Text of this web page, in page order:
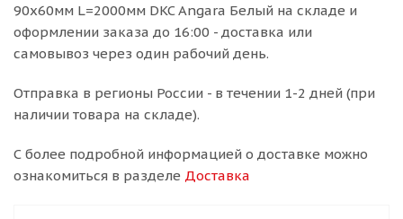
90x60мм L=2000мм DKC Angara Белый на складе и
оформлении заказа до 16:00 - доставка или
самовывоз через один рабочий день.
Отправка в регионы России - в течении 1-2 дней (при
наличии товара на складе).
С более подробной информацией о доставке можно
ознакомиться в разделе Доставка